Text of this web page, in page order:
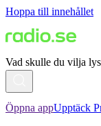
Hoppa till innehållet
Vad skulle du vilja
Öppna appUpptäck